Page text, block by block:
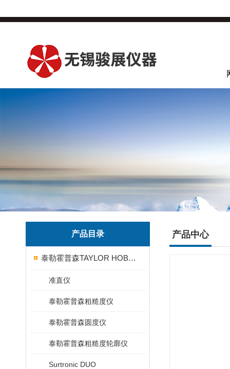
产品目录
泰勒霍普森TAYLOR HOBSON粗糙度仪
准直仪
泰勒霍普森粗糙度仪
泰勒霍普森圆度仪
泰勒霍普森粗糙度轮廓仪
Surtronic DUO
产品中心